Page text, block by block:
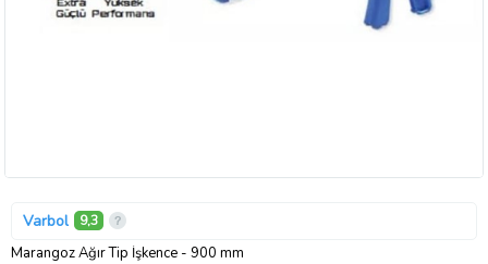
Varbol 9,3
Marangoz Ağır Tip İşkence - 900 mm